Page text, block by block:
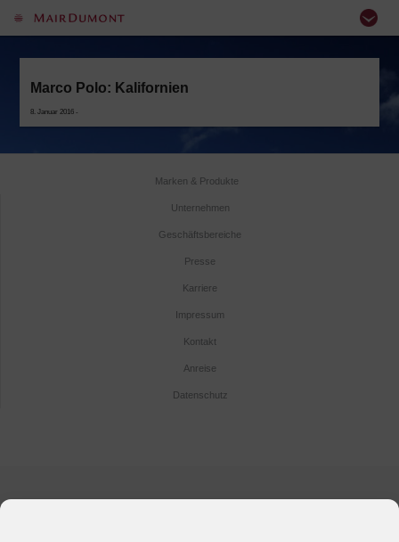
Marco Polo: Kalifornien
8. Januar 2016 -
Marken & Produkte
Unternehmen
Geschäftsbereiche
Presse
Karriere
Impressum
Kontakt
Anreise
Datenschutz